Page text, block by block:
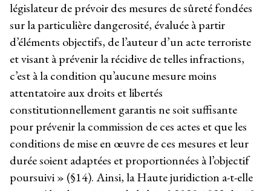
législateur de prévoir des mesures de sûreté fondées
sur la particulière dangerosité, évaluée à partir
d’éléments objectifs, de l’auteur d’un acte terroriste
et visant à prévenir la récidive de telles infractions,
c’est à la condition qu’aucune mesure moins
attentatoire aux droits et libertés
constitutionnellement garantis ne soit suffisante
pour prévenir la commission de ces actes et que les
conditions de mise en œuvre de ces mesures et leur
durée soient adaptées et proportionnées à l’objectif
poursuivi » (§14). Ainsi, la Haute juridiction a-t-elle